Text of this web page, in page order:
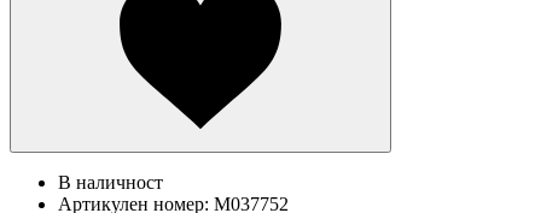
В наличност
Артикулен номер: M037752